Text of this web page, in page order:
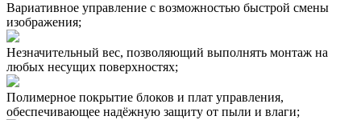
Вариативное управление с возможностью быстрой смены
изображения;
Незначительный вес, позволяющий выполнять монтаж на
любых несущих поверхностях;
Полимерное покрытие блоков и плат управления,
обеспечивающее надёжную защиту от пыли и влаги;